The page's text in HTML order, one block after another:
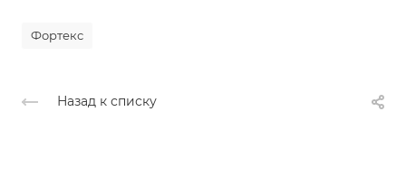
Фортекс
Назад к списку